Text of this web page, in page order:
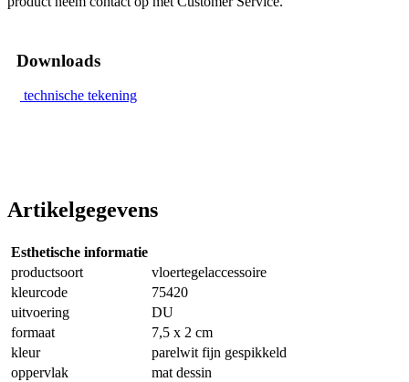
Downloads
technische tekening
Artikelgegevens
Esthetische informatie
productsoort
vloertegelaccessoire
kleurcode
75420
uitvoering
DU
formaat
7,5 x 2 cm
kleur
parelwit fijn gespikkeld
oppervlak
mat dessin